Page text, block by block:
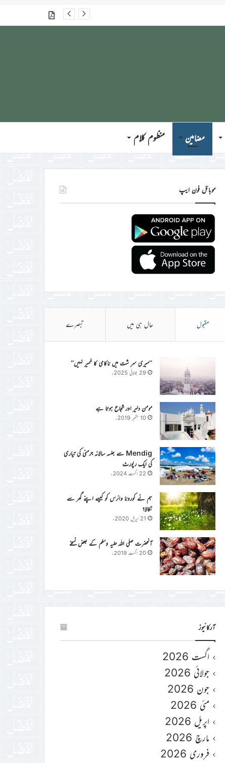
مضامین منظوم کلام
موبائل فون ایپ
مقبول حال ہی میں تبصرے
’’میری سر شت میں ناکامی کا خمیر نہیں‘‘
29 جولائی 2025ء
مومن دلیر اور شجاع ہوتا ہے
10 ستمبر 2019ء
Mendig سے جلسہ سالانہ جرمنی کی تیاری
کی ایک رپورٹ
22 اگست 2024ء
ہم نے کورونا وائرس کو کیسے اپنے گھر سے
نکالا؟
21 اپریل 2020ء
آنحضرت صلی اللہ علیہ وسلم کے بعض نسخے
20 اگست 2019ء
آرکائیوز
اگست 2026
جولائی 2026
جون 2026
مئی 2026
اپریل 2026
مارچ 2026
فروری 2026